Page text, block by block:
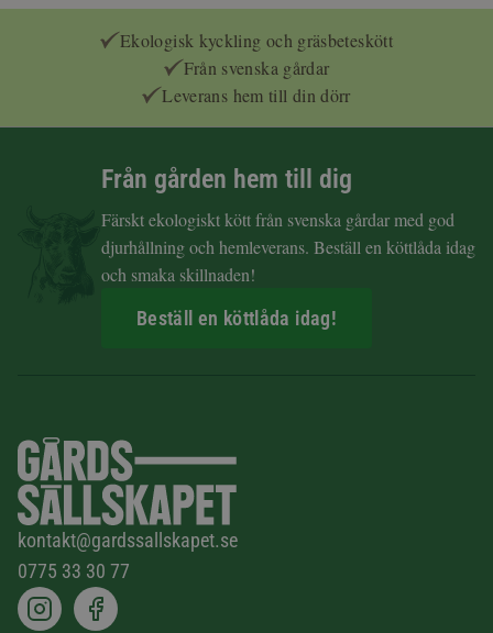
Ekologisk kyckling och gräsbeteskött
Från svenska gårdar
Leverans hem till din dörr
Från gården hem till dig
Färskt ekologiskt kött från svenska gårdar med god
djurhållning och hemleverans. Beställ en köttlåda idag
och smaka skillnaden!
Beställ en köttlåda idag!
kontakt@gardssallskapet.se
0775 33 30 77